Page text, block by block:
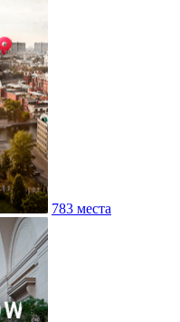
783 места